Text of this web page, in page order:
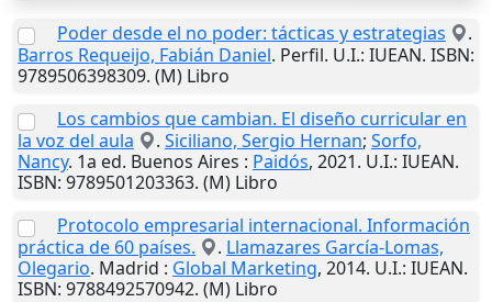
Poder desde el no poder: tácticas y estrategias
.
Barros Requeijo, Fabián Daniel. Perfil. U.I.: IUEAN. ISBN:
9789506398309. (M) Libro
Los cambios que cambian. El diseño curricular en
la voz del aula
. Siciliano, Sergio Hernan; Sorfo,
Nancy. 1a ed. Buenos Aires : Paidós, 2021. U.I.: IUEAN.
ISBN: 9789501203363. (M) Libro
Protocolo empresarial internacional. Información
práctica de 60 países.
. Llamazares García-Lomas,
Olegario. Madrid : Global Marketing, 2014. U.I.: IUEAN.
ISBN: 9788492570942. (M) Libro